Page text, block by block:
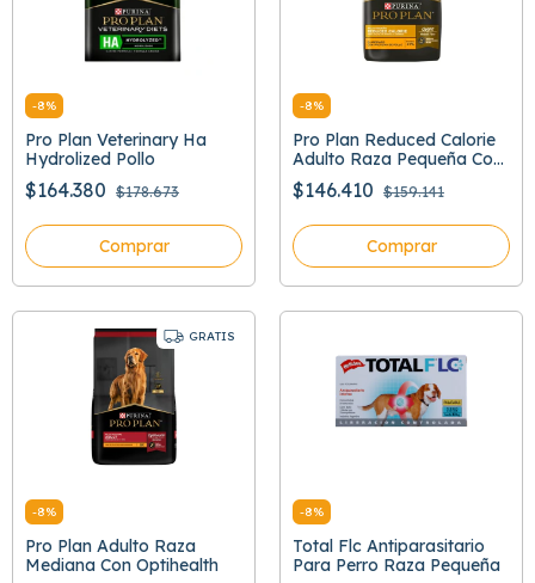
-8%
Pro Plan Veterinary Ha
Hydrolized Pollo
$164.380 $178.673
Comprar
-8%
Pro Plan Reduced Calorie
Adulto Raza Pequeña Con
Optifit
$146.410 $159.141
Comprar
GRATIS
-8%
Pro Plan Adulto Raza
Mediana Con Optihealth
-8%
Total Flc Antiparasitario
Para Perro Raza Pequeña